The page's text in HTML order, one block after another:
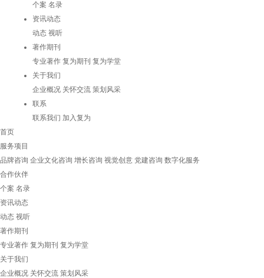
个案 名录
资讯动态
动态 视听
著作期刊
专业著作 复为期刊 复为学堂
关于我们
企业概况 关怀交流 策划风采
联系
联系我们 加入复为
首页
服务项目
品牌咨询 企业文化咨询 增长咨询 视觉创意 党建咨询 数字化服务
合作伙伴
个案 名录
资讯动态
动态 视听
著作期刊
专业著作 复为期刊 复为学堂
关于我们
企业概况 关怀交流 策划风采